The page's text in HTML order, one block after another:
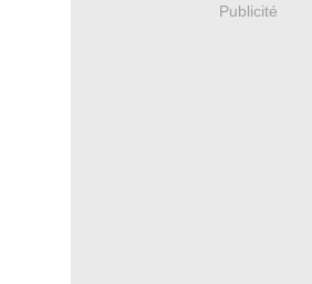
Publicité